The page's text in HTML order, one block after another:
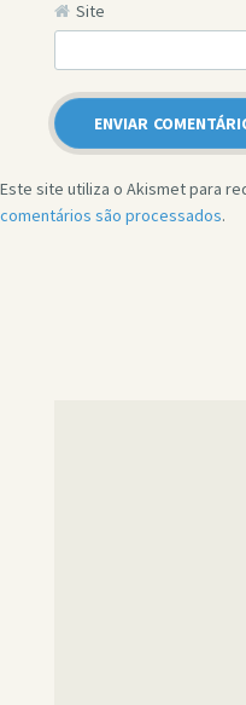
Site
Este site utiliza o Akismet para
comentários são processados.